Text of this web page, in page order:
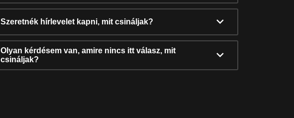
Szeretnék hírlevelet kapni, mit csináljak?
Olyan kérdésem van, amire nincs itt válasz, mit
csináljak?